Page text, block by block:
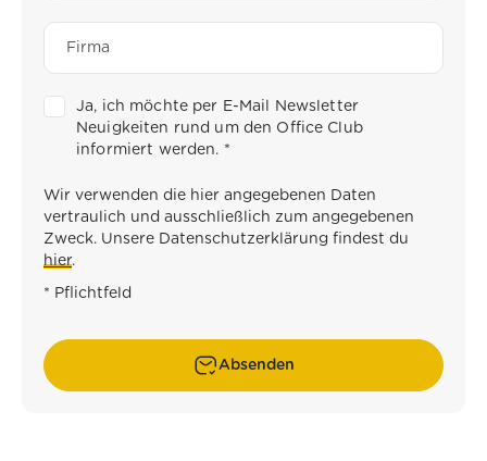
Ja, ich möchte per E-Mail Newsletter
Neuigkeiten rund um den Office Club
informiert werden. *
Wir verwenden die hier angegebenen Daten
vertraulich und ausschließlich zum angegebenen
Zweck. Unsere Datenschutzerklärung findest du
hier.
* Pflichtfeld
Absenden